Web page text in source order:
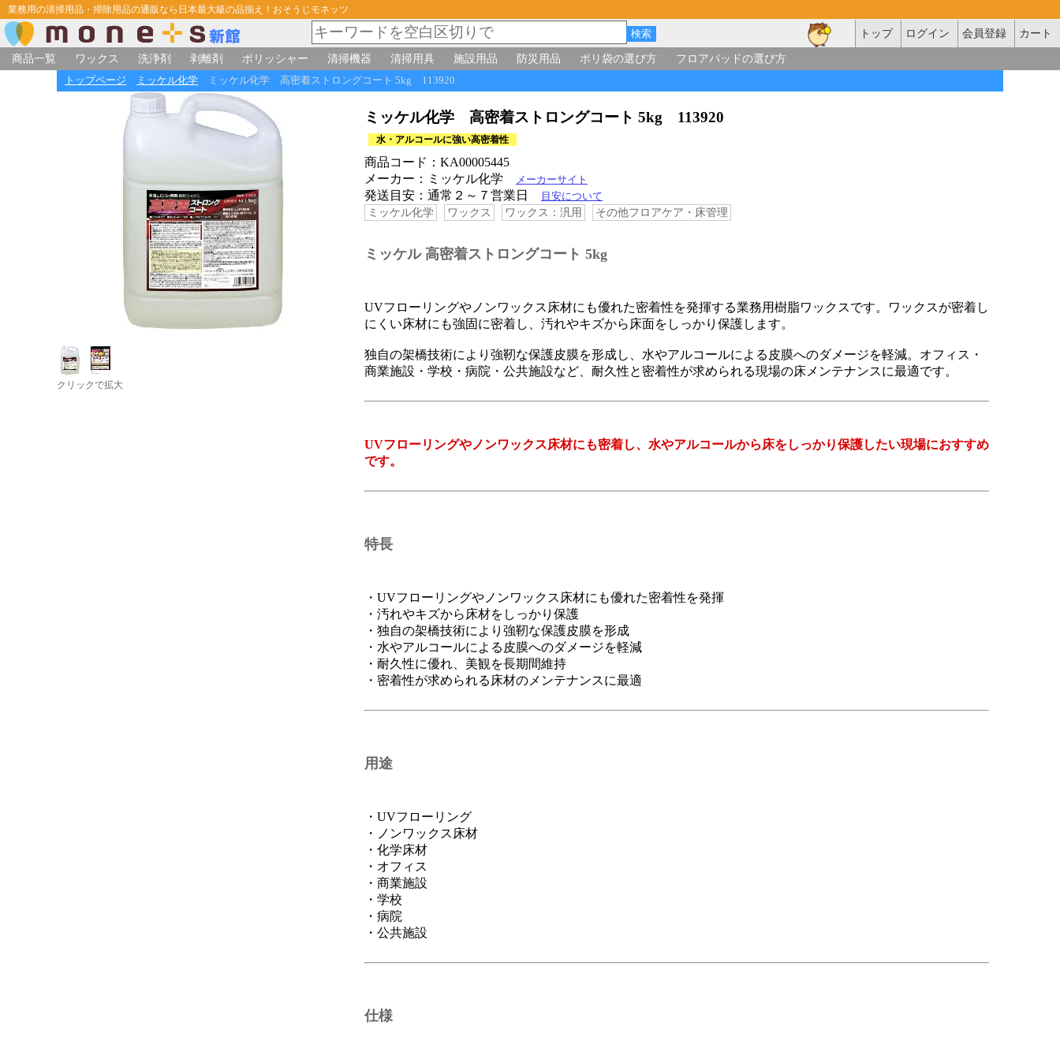
業務用の清掃用品・掃除用品の通販なら日本最大級の品揃え！おそうじモネッツ
トップ ログイン 会員登録
カート
商品一覧
ワックス 洗浄剤 剥離剤 ポリッシャー 清掃機器 清掃用具 施設用品 防災用品 ポリ袋の選び方 フロアパッドの選び方
トップページ ミッケル化学 ミッケル化学 高密着ストロングコート 5kg 113920
クリックで拡大
ミッケル化学 高密着ストロングコート 5kg 113920
水・アルコールに強い高密着性
商品コード：KA00005445
メーカー：ミッケル化学
メーカーサイト
発送目安：通常２～７営業日 目安について
ミッケル化学 ワックス ワックス：汎用 その他フロアケア・床管理
ミッケル 高密着ストロングコート 5kg
UVフローリングやノンワックス床材にも優れた密着性を発揮する業務用樹脂ワックスです。ワックスが密着し
にくい床材にも強固に密着し、汚れやキズから床面をしっかり保護します。
独自の架橋技術により強靭な保護皮膜を形成し、水やアルコールによる皮膜へのダメージを軽減。オフィス・
商業施設・学校・病院・公共施設など、耐久性と密着性が求められる現場の床メンテナンスに最適です。
UVフローリングやノンワックス床材にも密着し、水やアルコールから床をしっかり保護したい現場におすすめ
です。
特長
・UVフローリングやノンワックス床材にも優れた密着性を発揮
・汚れやキズから床材をしっかり保護
・独自の架橋技術により強靭な保護皮膜を形成
・水やアルコールによる皮膜へのダメージを軽減
・耐久性に優れ、美観を長期間維持
・密着性が求められる床材のメンテナンスに最適
用途
・UVフローリング
・ノンワックス床材
・化学床材
・オフィス
・商業施設
・学校
・病院
・公共施設
仕様